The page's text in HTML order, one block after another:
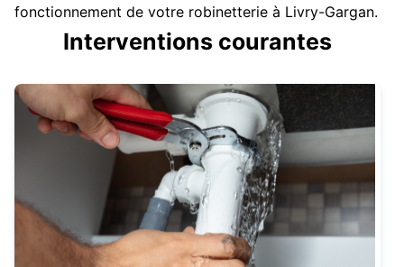
fonctionnement de votre robinetterie à Livry-Gargan.
Interventions courantes